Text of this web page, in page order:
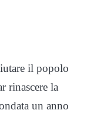
il popolo
rinascere la
un anno